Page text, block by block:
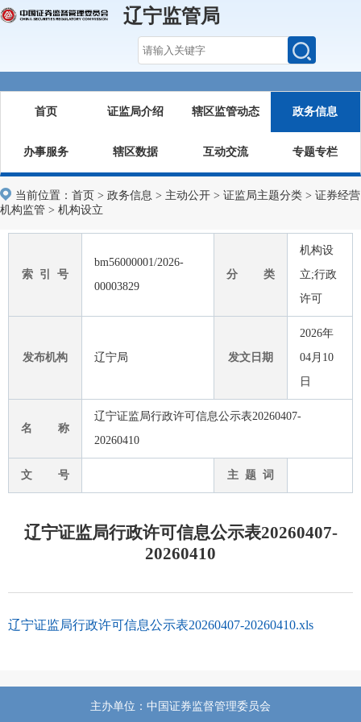
辽宁监管局
首页 证监局介绍 辖区监管动态 政务信息
办事服务 辖区数据 互动交流 专题专栏
当前位置： 首页 > 政务信息 > 主动公开 > 证监局主题分类 > 证券经营
机构监管 > 机构设立
索 引 号
bm56000001/2026-
00003829
分 类
机构设
立;行政
许可
发布机构 辽宁局 发文日期
2026年
04月10
日
名 称
辽宁证监局行政许可信息公示表20260407-
20260410
文 号 主 题 词
辽宁证监局行政许可信息公示表20260407-
20260410
辽宁证监局行政许可信息公示表20260407-20260410.xls
主办单位：中国证券监督管理委员会